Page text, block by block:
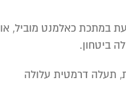
במתכת כאלמנט מוביל, או
ביטחון.
תעלה דרמטית עלולה